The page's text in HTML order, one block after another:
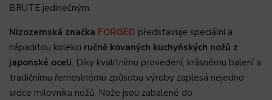
BRUTE jedinečným.
Nizozemská značka FORGED představuje speciální a
nápaditou kolekci ručně kovaných kuchyňských nožů z
japonské oceli. Díky kvalitnímu provedení, krásnému balení a
tradičnímu řemeslnému způsobu výroby zaplesá nejedno
srdce milovníka nožů. Nože jsou zabalené do